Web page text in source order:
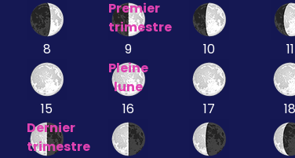
Premier
trimestre
8
9
Pleine
lune
10 11
15
Dernier
trimestre
16 17 18